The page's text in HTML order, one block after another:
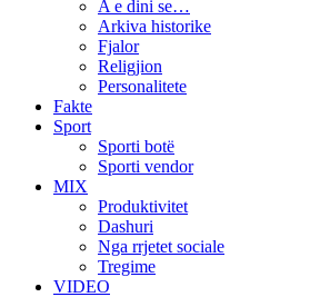
A e dini se…
Arkiva historike
Fjalor
Religjion
Personalitete
Fakte
Sport
Sporti botë
Sporti vendor
MIX
Produktivitet
Dashuri
Nga rrjetet sociale
Tregime
VIDEO